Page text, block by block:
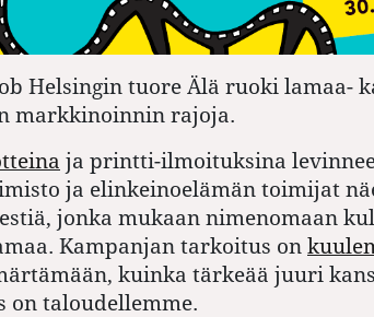
Helsingin tuore Älä ruoki lamaa-
markkinoinnin rajoja.
ja printti-ilmoituksina
ja elinkeinoelämän toimijat
jonka mukaan nimenomaan
Kampanjan tarkoitus on
kuinka tärkeää juuri
on taloudellemme.